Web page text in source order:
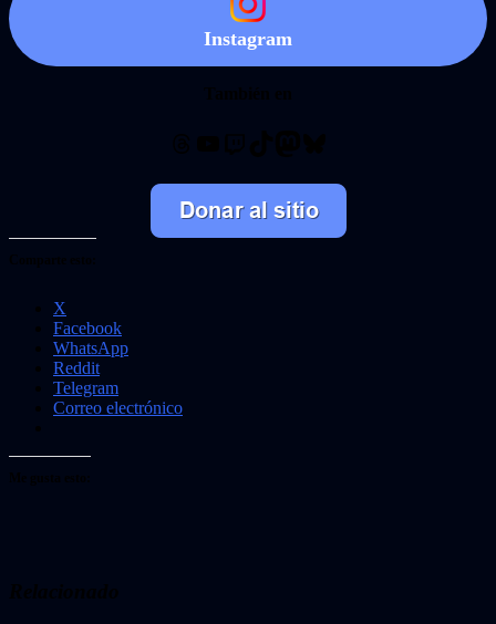
Instagram
X
Facebook
WhatsApp
Reddit
Telegram
Correo electrónico